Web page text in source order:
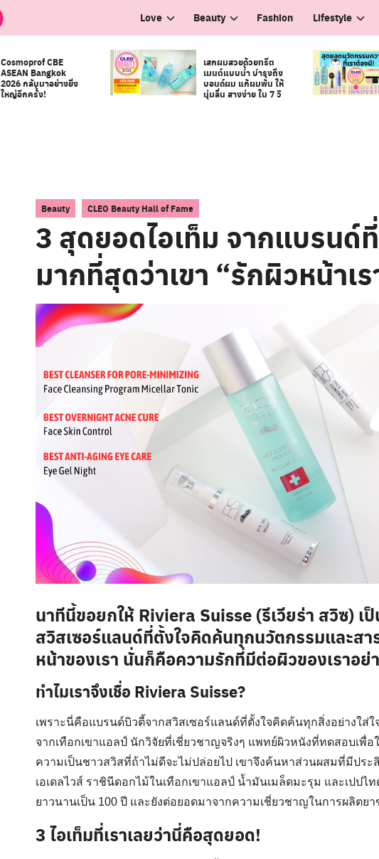
Love Beauty Fashion Lifestyle
Cosmoprof CBE
ASEAN Bangkok
2026 กลับมาอย่างยิ่ง
ใหญ่อีกครั้ง!
เสกผมสวยด้วยทรีต
เมนต์แบบน้ำ บำรุงถึง
บอนด์ผม แก้ผมพัน ให้
นุ่มลื่น สางง่าย ใน 7 วิ
Beauty CLEO Beauty Hall of Fame
3 สุดยอดไอเท็ม จากแบรนด์ที่
มากที่สุดว่าเขา “รักผิวหน้าเ
นาทีนี้ขอยกให้ Riviera Suisse (รีเวียร่า สวิซ) เ
สวิสเซอร์แลนด์ที่ตั้งใจคิดค้นทุกนวัตกรรมและส
หน้าของเรา นั่นก็คือความรักที่มีต่อผิวของเราอย่
ทำไมเราจึงเชื่อ Riviera Suisse?
เพราะนี่คือแบรนด์บิวตี้จากสวิสเซอร์แลนด์ที่ตั้งใจคิดค้นทุกสิ่งอย่างใส่ใ
จากเทือกเขาแอลป์ นักวิจัยที่เชี่ยวชาญจริงๆ แพทย์ผิวหนังที่ทดสอบเพื่
ความเป็นชาวสวิสที่ถ้าไม่ดีจะไม่ปล่อยไป เขาจึงค้นหาส่วนผสมที่มีปร
เอเดลไวส์ ราชินีดอกไม้ในเทือกเขาแอลป์ น้ำมันเมล็ดมะรุม และเปป
ยาวนานเป็น 100 ปี และยังต่อยอดมาจากความเชี่ยวชาญในการผลิตยา
3ไอเท็มที่เราเลยว่านี่คือสุดยอด!